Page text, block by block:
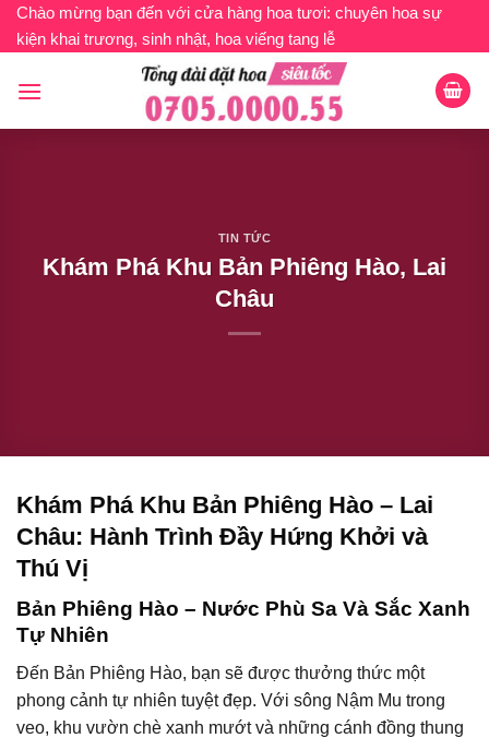
Bỏ
qua
dung
Chào mừng bạn đến với cửa hàng hoa tươi: chuyên hoa sự
kiện khai trương, sinh nhật, hoa viếng tang lễ
TIN TỨC
Khám Phá Khu Bản Phiêng Hào, Lai
Châu
Khám Phá Khu Bản Phiêng Hào – Lai
Châu: Hành Trình Đầy Hứng Khởi và
Thú Vị
Bản Phiêng Hào – Nước Phù Sa Và Sắc Xanh
Tự Nhiên
Đến Bản Phiêng Hào, bạn sẽ được thưởng thức một
phong cảnh tự nhiên tuyệt đẹp. Với sông Nậm Mu trong
veo, khu vườn chè xanh mướt và những cánh đồng thung